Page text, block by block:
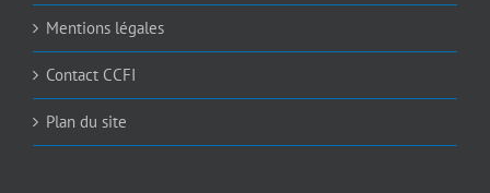
Mentions légales
Contact CCFI
Plan du site